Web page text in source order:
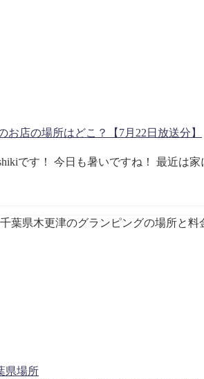
店の場所はどこ？【7月22日放送分】
です！ 今日も暑いですね！ 最近は
県場所